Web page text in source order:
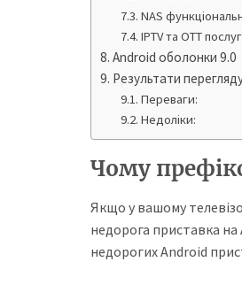
NAS
IPTV та OTT
Android оболонки 9.0
Результати
Переваги:
Недоліки:
Чому
Якщо у вашому
недорога приставка
недорогих Android